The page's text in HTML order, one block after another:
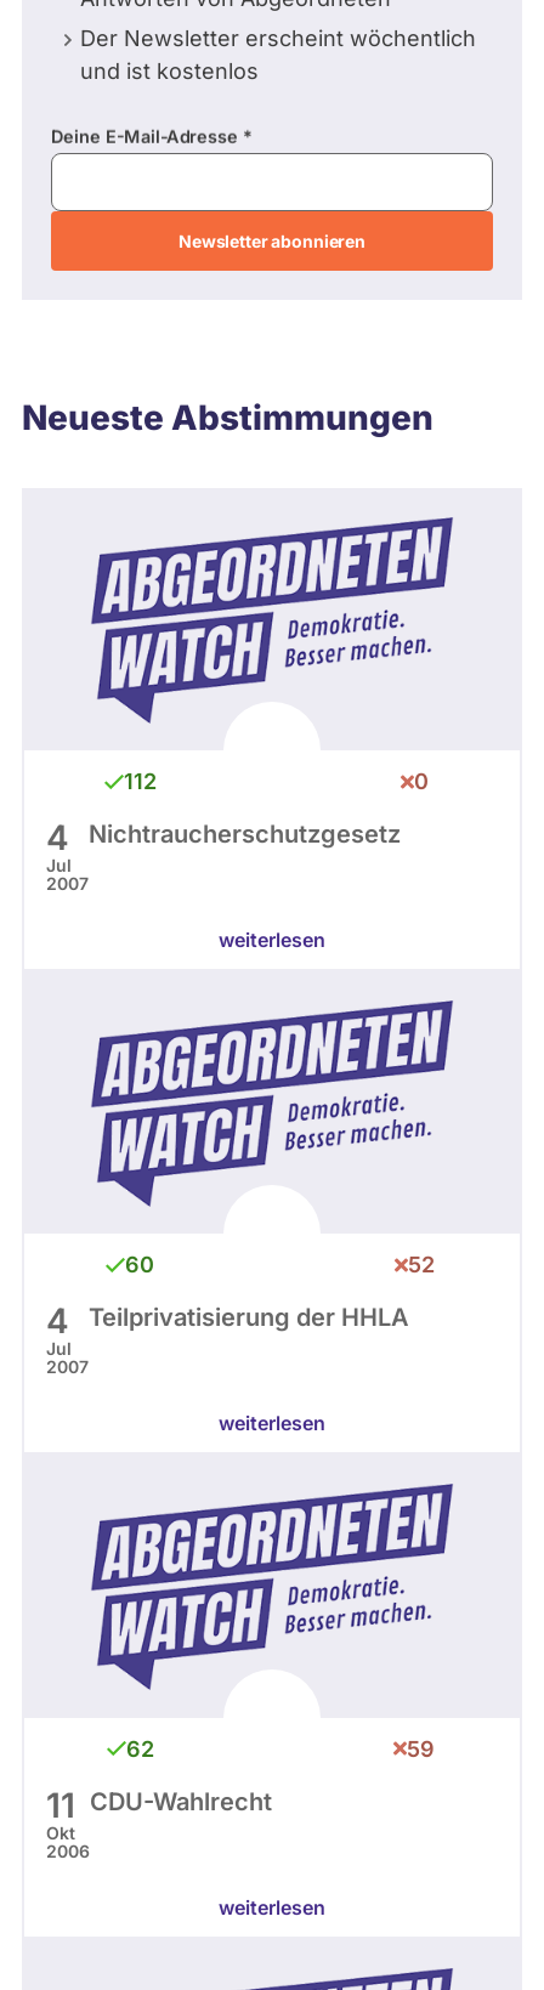
Der Newsletter erscheint wöchentlich
und ist kostenlos
E-
Mail-
Deine E-Mail-Adresse
Neueste Abstimmungen
112 0
4
Jul
2007
Nichtraucherschutzgesetz
weiterlesen
60 52
4
Jul
2007
Teilprivatisierung der HHLA
weiterlesen
62 59
11
Okt
2006
CDU-Wahlrecht
weiterlesen